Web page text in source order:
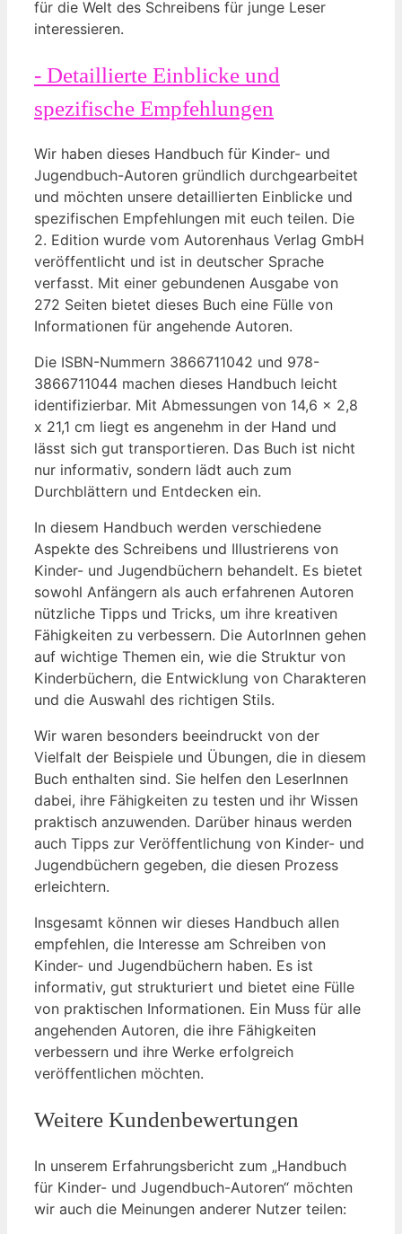
für die Welt des‌ Schreibens für junge Leser
interessieren.
-⁤ Detaillierte Einblicke und
spezifische Empfehlungen
Wir haben dieses Handbuch⁣ für Kinder- und
Jugendbuch-Autoren​ gründlich durchgearbeitet ​
und ⁤möchten unsere detaillierten⁤ Einblicke und ​
spezifischen Empfehlungen mit euch teilen. Die
2. Edition wurde vom Autorenhaus Verlag GmbH
veröffentlicht und ist in deutscher Sprache
verfasst. ⁢Mit einer gebundenen Ausgabe von
272 Seiten bietet dieses Buch eine Fülle von
Informationen für angehende Autoren.
Die ISBN-Nummern 3866711042 und 978-
3866711044 machen dieses Handbuch leicht
identifizierbar. Mit Abmessungen von 14,6 x 2,8
x 21,1 cm liegt es angenehm in der Hand und
lässt sich gut transportieren. Das Buch ist nicht
nur ⁤informativ, sondern lädt auch zum
Durchblättern und Entdecken ein.
In diesem Handbuch werden verschiedene
Aspekte des Schreibens und Illustrierens von
Kinder- ⁢und Jugendbüchern ⁢behandelt. Es ⁣bietet
sowohl⁢ Anfängern als auch erfahrenen Autoren
nützliche⁤ Tipps​ und Tricks, um ihre ‌kreativen
Fähigkeiten zu verbessern. Die AutorInnen gehen
auf ⁤wichtige Themen ein, wie die⁣ Struktur von
Kinderbüchern,⁤ die Entwicklung ⁢von ⁢Charakteren
und die Auswahl des richtigen Stils.
Wir waren besonders beeindruckt von der
Vielfalt der Beispiele​ und Übungen,⁣ die in diesem
‌Buch enthalten sind. Sie helfen den⁤ LeserInnen
dabei, ihre Fähigkeiten zu testen und ihr Wissen
praktisch anzuwenden.⁤ Darüber⁣ hinaus werden⁢
auch‍ Tipps ⁢zur ⁢Veröffentlichung von Kinder- und
Jugendbüchern‌ gegeben, die diesen Prozess
erleichtern.
Insgesamt können wir dieses Handbuch allen
empfehlen, die Interesse am Schreiben ‌von
Kinder- und ⁣Jugendbüchern haben. Es ist
informativ, gut strukturiert und bietet eine‍ Fülle
von ⁤praktischen Informationen. Ein Muss für alle
angehenden Autoren, die ihre Fähigkeiten⁣
verbessern und ihre Werke erfolgreich
veröffentlichen möchten.
Weitere Kundenbewertungen
In unserem⁢ Erfahrungsbericht zum „Handbuch
für Kinder-⁤ und Jugendbuch-Autoren“ möchten
‌wir auch ⁤die Meinungen anderer Nutzer teilen: